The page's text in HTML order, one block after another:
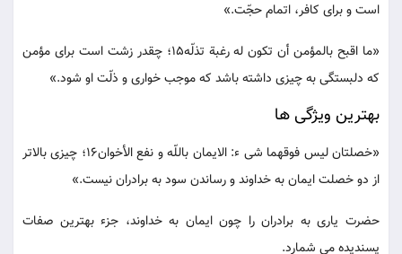
است و برای کافر، اتمام حجّت.»
«ما اقبح بالمؤمن أن تکون له رغبة تذلّه15؛ چقدر زشت است برای مؤمن
که دلبستگی به چیزی داشته باشد که موجب خواری و ذلّت او شود.»
بهترین ویژگی ها
«خصلتان لیس فوقهما شی ء: الایمان باللّه و نفع الأخوان16؛ چیزی بالاتر
از دو خصلت ایمان به خداوند و رساندن سود به برادران نیست.»
حضرت یاری به برادران را چون ایمان به خداوند، جزء بهترین صفات
پسندیده می شمارد.